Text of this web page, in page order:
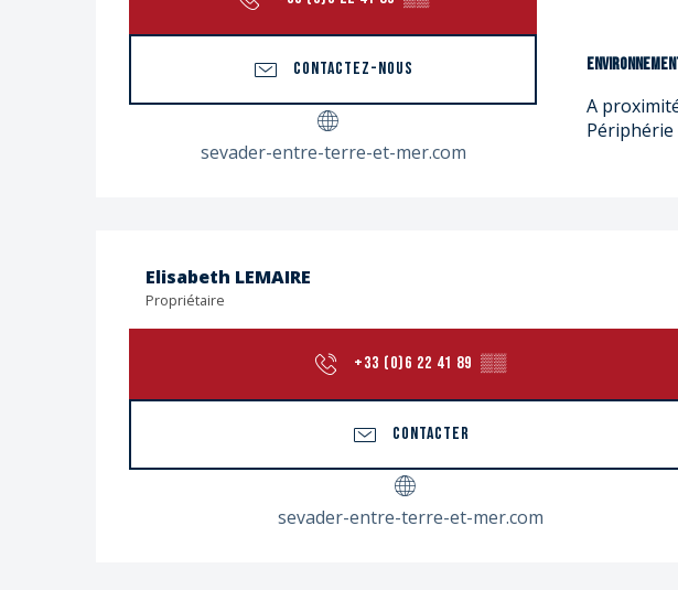
CONTACTEZ-NOUS
sevader-entre-terre-et-mer.com
A
Périphérie
Elisabeth LEMAIRE
Propriétaire
+33 (0)6 22 41 89 ▒▒
CONTACTER
sevader-entre-terre-et-mer.com